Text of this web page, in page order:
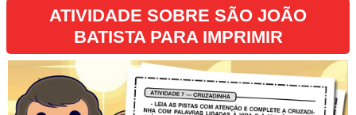
ATIVIDADE SOBRE SÃO JOÃO
BATISTA PARA IMPRIMIR